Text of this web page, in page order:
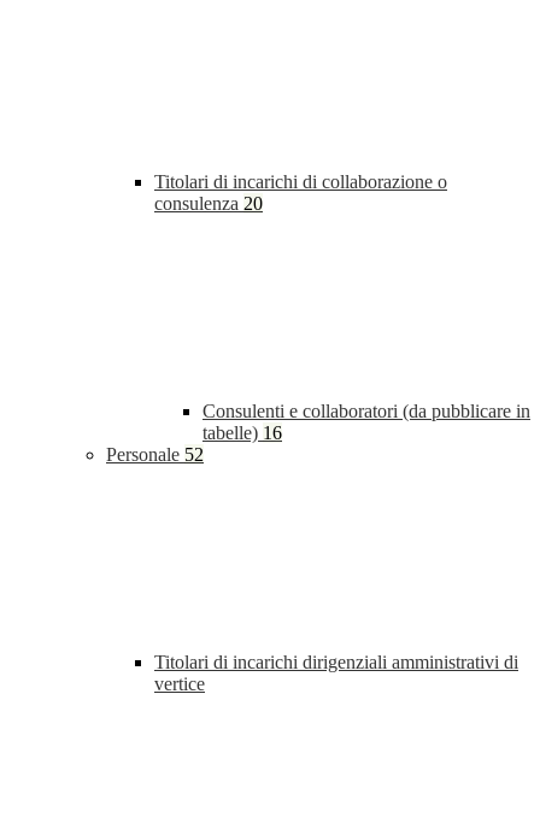
Titolari di incarichi di collaborazione o
consulenza 20
Consulenti e collaboratori (da pubblicare in
tabelle) 16
Personale 52
Titolari di incarichi dirigenziali amministrativi di
vertice